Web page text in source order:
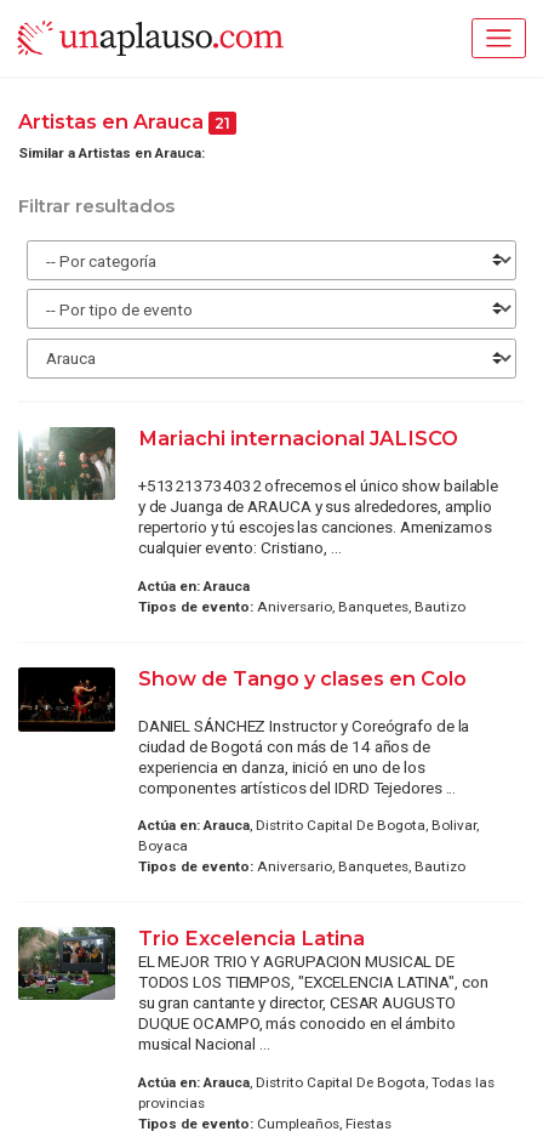
Artistas en Arauca 21
Similar a Artistas en Arauca:
Filtrar resultados
Mariachi internacional JALISCO
+513213734032 ofrecemos el único show bailable
y de Juanga de ARAUCA y sus alrededores, amplio
repertorio y tú escojes las canciones. Amenizamos
cualquier evento: Cristiano, ...
Actúa en: Arauca
Tipos de evento:Aniversario, Banquetes, Bautizo
Show de Tango y clases en Colo
DANIEL SÁNCHEZ Instructor y Coreógrafo de la
ciudad de Bogotá con más de 14 años de
experiencia en danza, inició en uno de los
componentes artísticos del IDRD Tejedores ...
Actúa en: Arauca, Distrito Capital De Bogota, Bolivar,
Boyaca
Tipos de evento:Aniversario, Banquetes, Bautizo
Trio Excelencia Latina
EL MEJOR TRIO Y AGRUPACION MUSICAL DE
TODOS LOS TIEMPOS, "EXCELENCIA LATINA", con
su gran cantante y director, CESAR AUGUSTO
DUQUE OCAMPO, más conocido en el ámbito
musical Nacional ...
Actúa en: Arauca, Distrito Capital De Bogota, Todas las
provincias
Tipos de evento:Cumpleaños, Fiestas